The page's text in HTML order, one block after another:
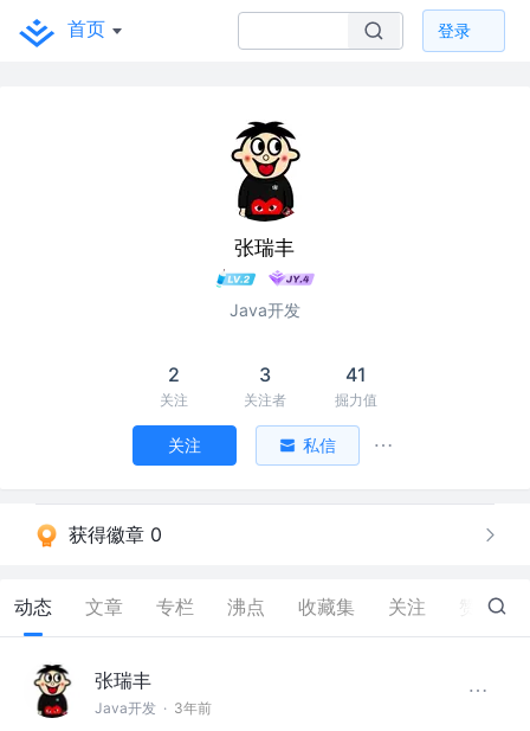
首页 登录
张瑞丰
Java开发
2
关注
3
关注者
41
掘力值
关注 私信
获得徽章 0
动态 文章 专栏 沸点 收藏集 关注 11
张瑞丰
Java开发 · 3年前